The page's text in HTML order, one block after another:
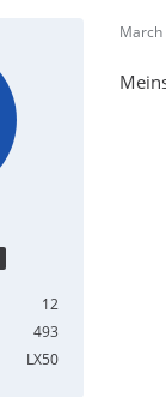
12
493
LX50
March